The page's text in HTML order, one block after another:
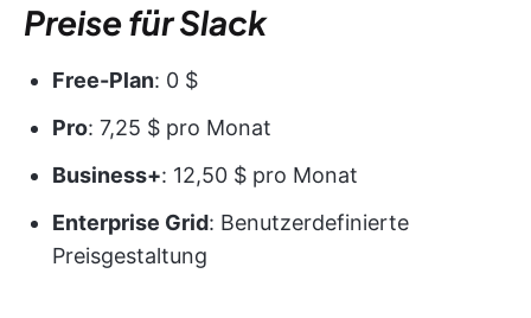
Preise für Slack
Free-Plan: 0 $
Pro: 7,25 $ pro Monat
Business+: 12,50 $ pro Monat
Enterprise Grid: Benutzerdefinierte
Preisgestaltung